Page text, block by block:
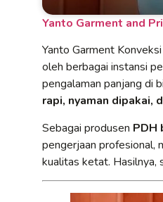
Yanto Garment and
Yanto Garment
oleh berbagai instansi
pengalaman panjang di
rapi, nyaman dipakai,
Sebagai produsen PDH
pengerjaan profesional,
kualitas ketat. Hasilnya,